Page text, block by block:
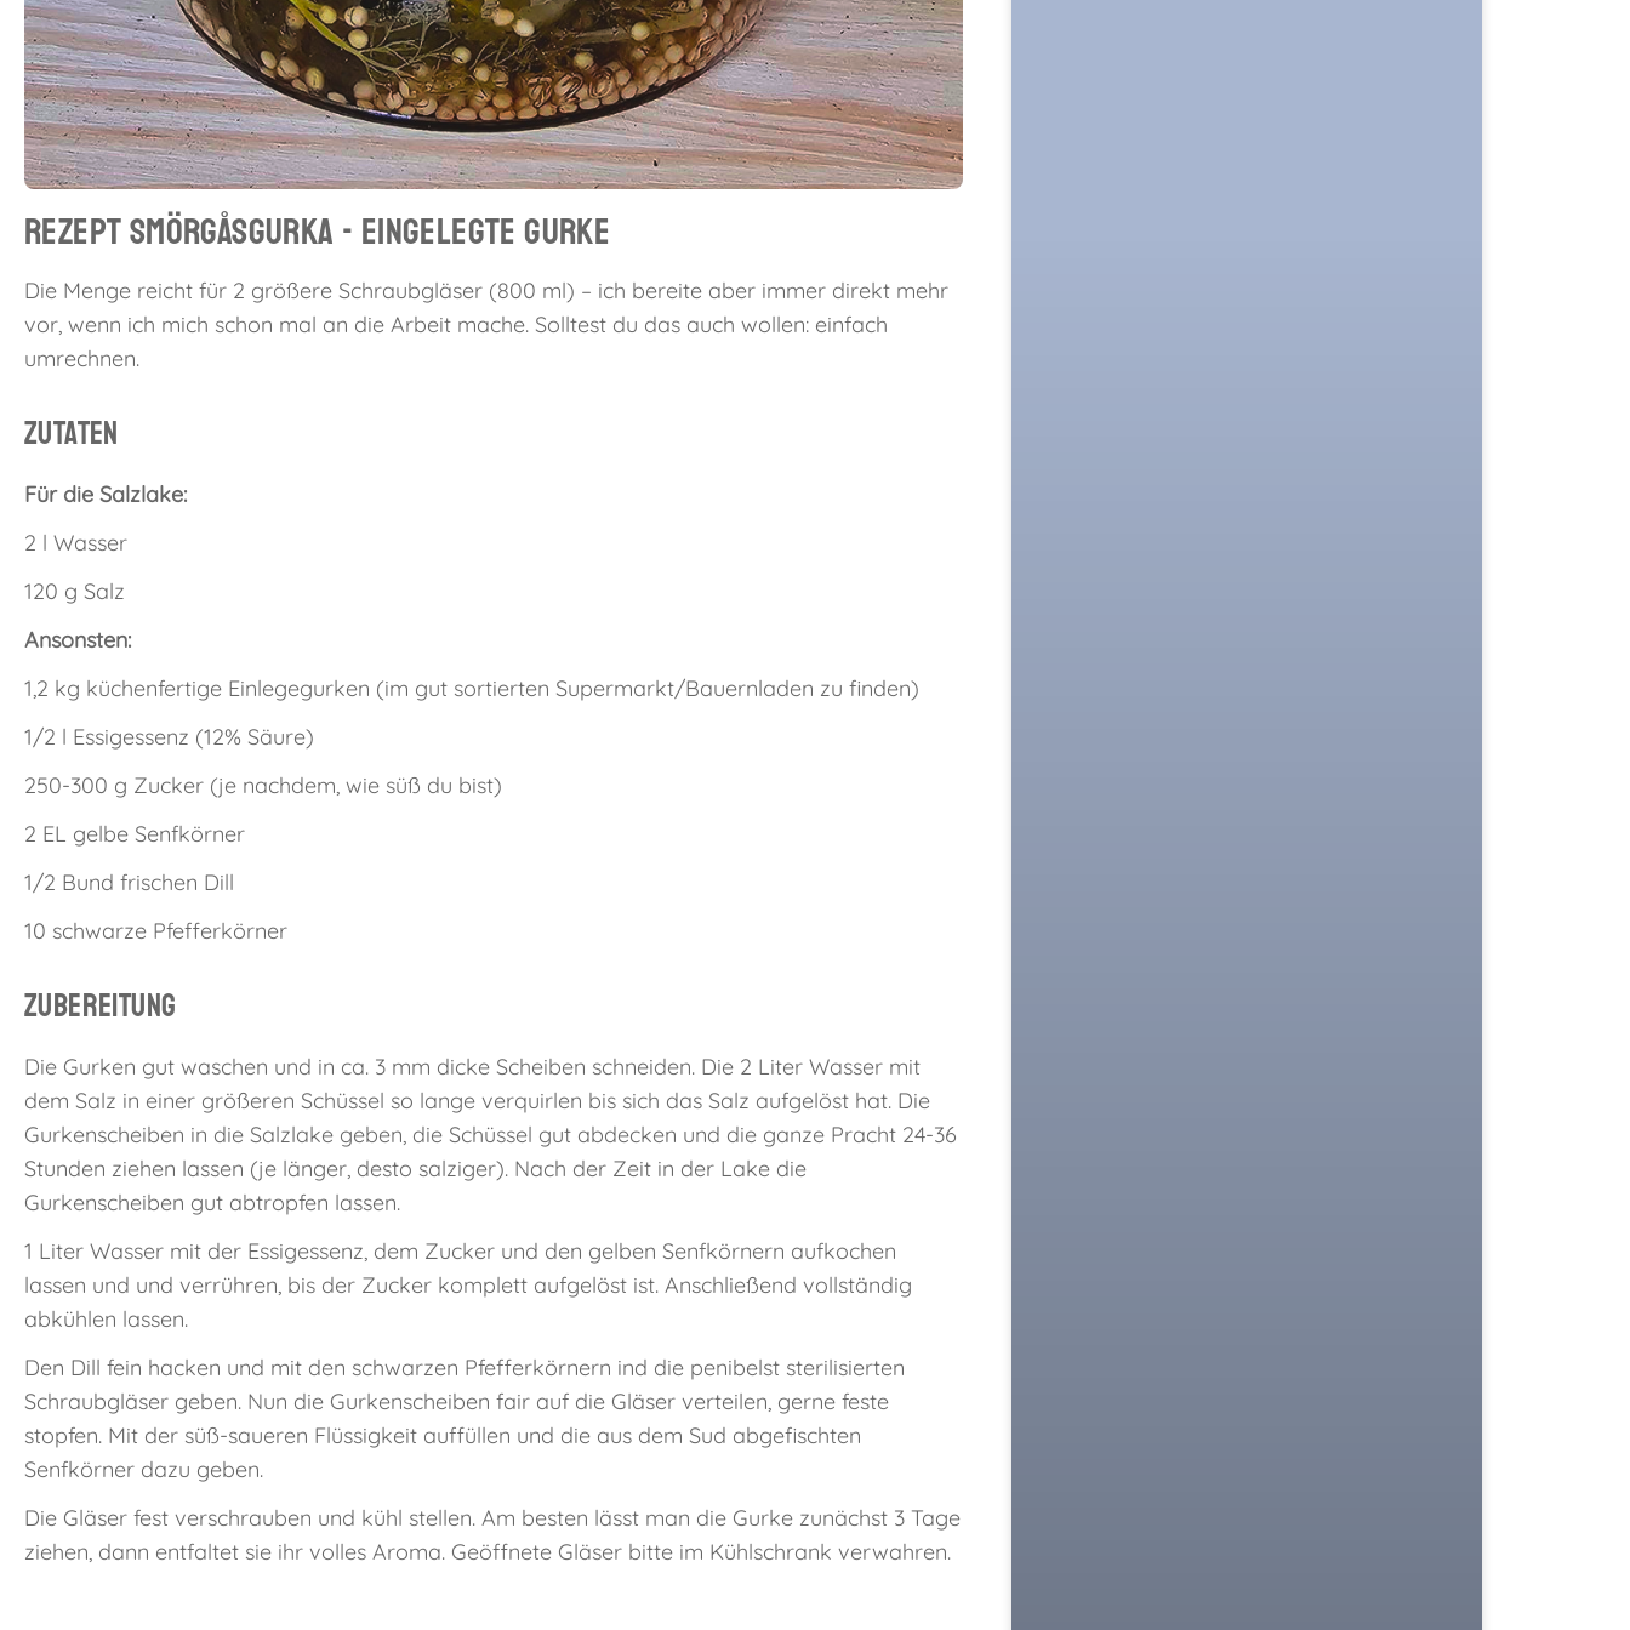
Rezept Smörgåsgurka - Eingelegte Gurke
Die Menge reicht für 2 größere Schraubgläser (800 ml) – ich bereite aber immer direkt mehr
vor, wenn ich mich schon mal an die Arbeit mache. Solltest du das auch wollen: einfach
umrechnen.
Zutaten
Für die Salzlake:
2 l Wasser
120 g Salz
Ansonsten:
1,2 kg küchenfertige Einlegegurken (im gut sortierten Supermarkt/Bauernladen zu finden)
1/2 l Essigessenz (12% Säure)
250-300 g Zucker (je nachdem, wie süß du bist)
2 EL gelbe Senfkörner
1/2 Bund frischen Dill
10 schwarze Pfefferkörner
Zubereitung
Die Gurken gut waschen und in ca. 3 mm dicke Scheiben schneiden. Die 2 Liter Wasser mit
dem Salz in einer größeren Schüssel so lange verquirlen bis sich das Salz aufgelöst hat. Die
Gurkenscheiben in die Salzlake geben, die Schüssel gut abdecken und die ganze Pracht 24-36
Stunden ziehen lassen (je länger, desto salziger). Nach der Zeit in der Lake die
Gurkenscheiben gut abtropfen lassen.
1 Liter Wasser mit der Essigessenz, dem Zucker und den gelben Senfkörnern aufkochen
lassen und und verrühren, bis der Zucker komplett aufgelöst ist. Anschließend vollständig
abkühlen lassen.
Den Dill fein hacken und mit den schwarzen Pfefferkörnern ind die penibelst sterilisierten
Schraubgläser geben. Nun die Gurkenscheiben fair auf die Gläser verteilen, gerne feste
stopfen. Mit der süß-saueren Flüssigkeit auffüllen und die aus dem Sud abgefischten
Senfkörner dazu geben.
Die Gläser fest verschrauben und kühl stellen. Am besten lässt man die Gurke zunächst 3 Tage
ziehen, dann entfaltet sie ihr volles Aroma. Geöffnete Gläser bitte im Kühlschrank verwahren.